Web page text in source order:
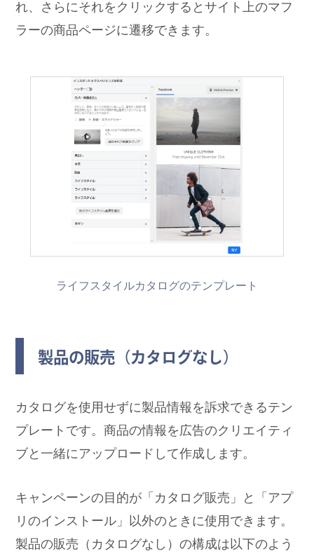
れ、さらにそれをクリックするとサイト上のマフ
ラーの商品ページに遷移できます。
ライフスタイルカタログのテンプレート
製品の販売（カタログなし）
カタログを使用せずに製品情報を訴求できるテン
プレートです。商品の情報を広告のクリエイティ
ブと一緒にアップロードして作成します。
キャンペーンの目的が「カタログ販売」と「アプ
リのインストール」以外のときに使用できます。
製品の販売（カタログなし）の構成は以下のよう